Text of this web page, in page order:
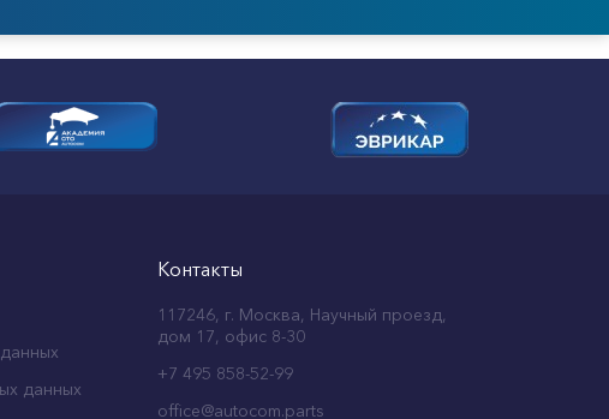
данных
Контакты
117246, г. Москва, Научный проезд,
дом 17, офис 8-30
+7 495 858-52-99
office@autocom.parts